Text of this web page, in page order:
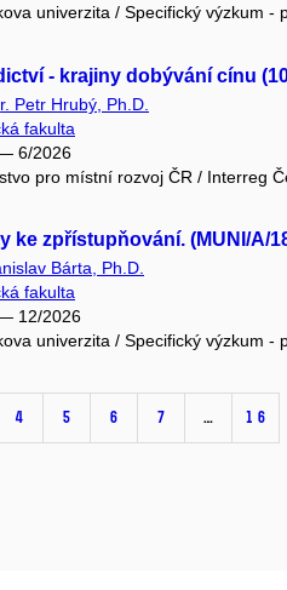
univerzita / Specifický výzkum -
- krajiny dobývání cínu
Petr Hrubý, Ph.D.
fakulta
6/2026
pro místní rozvoj ČR / Interreg
zpřístupňování. (MUNI/A/
Bárta, Ph.D.
fakulta
12/2026
univerzita / Specifický výzkum -
4 5 6 7 … 16